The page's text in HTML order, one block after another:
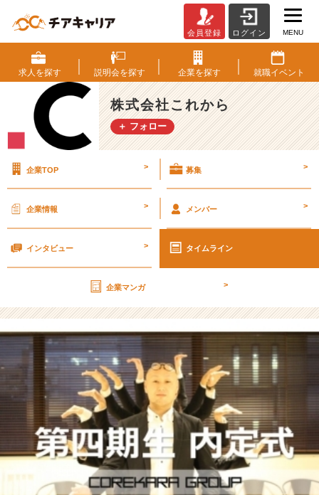
田
の
就
職
活
動
リ
【株
こ
れ
か
ら
の
タ
イ
ム
ラ
イ
ン】
|
ベ
ン
会員登録 ログイン MENU
求人を探す 説明会を探す 企業を探す 就職イベント
株式会社これから
＋ フォロー
企業TOP > 募集 >
企業情報 > メンバー >
インタビュー > タイムライン
企業マンガ >